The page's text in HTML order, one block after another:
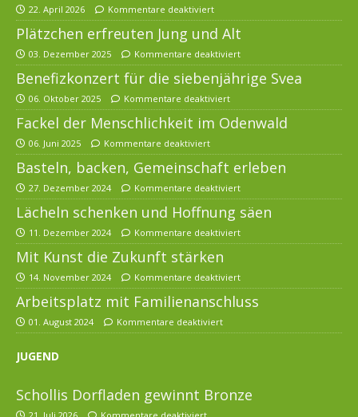
22. April 2026 Kommentare deaktiviert
Plätzchen erfreuten Jung und Alt
03. Dezember 2025 Kommentare deaktiviert
Benefizkonzert für die siebenjährige Svea
06. Oktober 2025 Kommentare deaktiviert
Fackel der Menschlichkeit im Odenwald
06. Juni 2025 Kommentare deaktiviert
Basteln, backen, Gemeinschaft erleben
27. Dezember 2024 Kommentare deaktiviert
Lächeln schenken und Hoffnung säen
11. Dezember 2024 Kommentare deaktiviert
Mit Kunst die Zukunft stärken
14. November 2024 Kommentare deaktiviert
Arbeitsplatz mit Familienanschluss
01. August 2024 Kommentare deaktiviert
JUGEND
Schollis Dorfladen gewinnt Bronze